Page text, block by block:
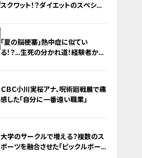
スクワット！？ダイエットのスペシャ
「夏の脳梗塞」熱中症に似てい
る！？…生死の分かれ道！経験者から
ＣＢＣ小川実桜アナ、呪術廻戦展で痛
感した「自分に一番遠い職業」
大学のサークルで増える？複数のス
ポーツを融合させた「ピックルボー